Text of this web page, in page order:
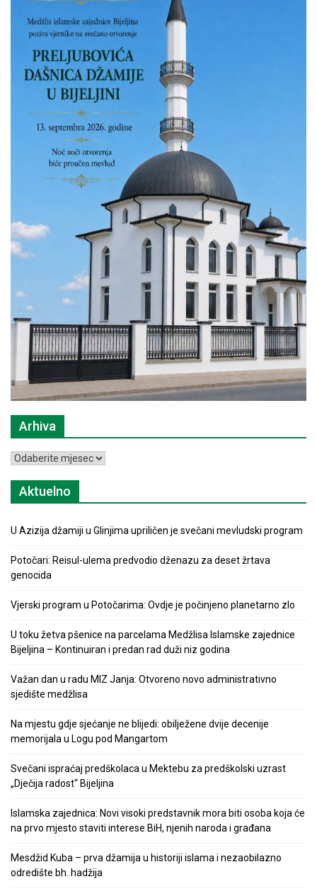
Arhiva
Arhiva
Aktuelno
U Azizija džamiji u Glinjima upriličen je svečani mevludski program
Potočari: Reisul-ulema predvodio dženazu za deset žrtava
genocida
Vjerski program u Potočarima: Ovdje je počinjeno planetarno zlo
U toku žetva pšenice na parcelama Medžlisa Islamske zajednice
Bijeljina – Kontinuiran i predan rad duži niz godina
Važan dan u radu MIZ Janja: Otvoreno novo administrativno
sjedište medžlisa
Na mjestu gdje sjećanje ne blijedi: obilježene dvije decenije
memorijala u Logu pod Mangartom
Svečani ispraćaj predškolaca u Mektebu za predškolski uzrast
„Dječija radost“ Bijeljina
Islamska zajednica: Novi visoki predstavnik mora biti osoba koja će
na prvo mjesto staviti interese BiH, njenih naroda i građana
Mesdžid Kuba – prva džamija u historiji islama i nezaobilazno
odredište bh. hadžija